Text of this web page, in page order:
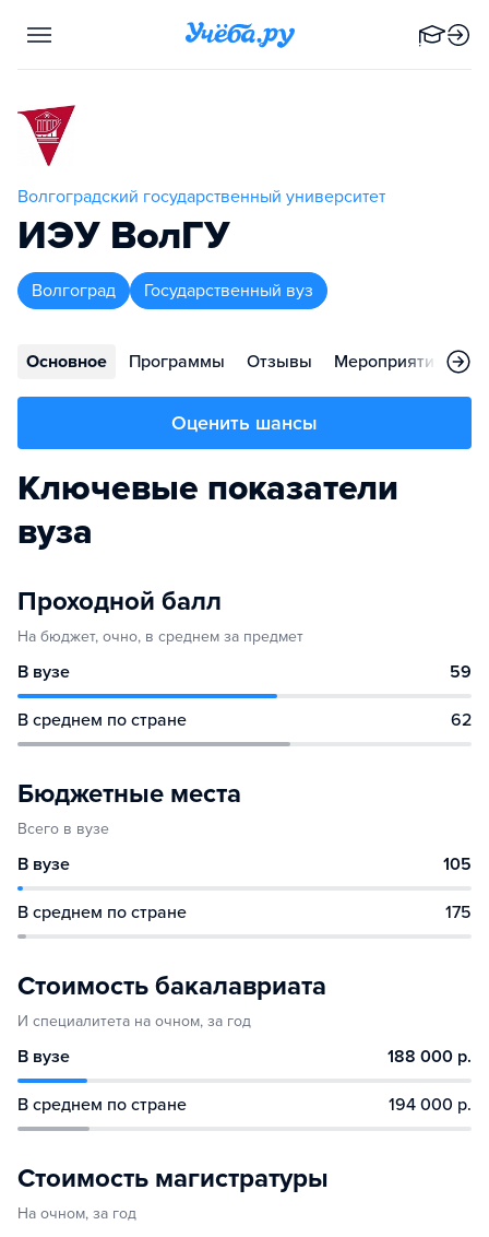
Волгоградский государственный университет
ИЭУ ВолГУ
Волгоград Государственный вуз
Основное Программы Отзывы Мероприятия
Оценить шансы
Ключевые показатели
вуза
Проходной балл
На бюджет, очно, в среднем за предмет
В вузе 59
В среднем по стране 62
Бюджетные места
Всего в вузе
В вузе 105
В среднем по стране 175
Стоимость бакалавриата
И специалитета на очном, за год
В вузе 188 000 р.
В среднем по стране 194 000 р.
Стоимость магистратуры
На очном, за год